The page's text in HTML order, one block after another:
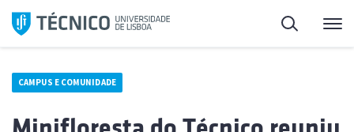
Saltar
para
Pesquisa
CAMPUS E COMUNIDADE